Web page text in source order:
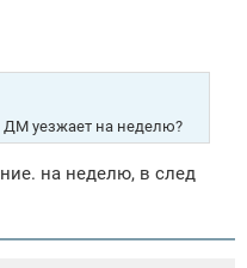
ДМ уезжает на неделю?
на неделю, в след